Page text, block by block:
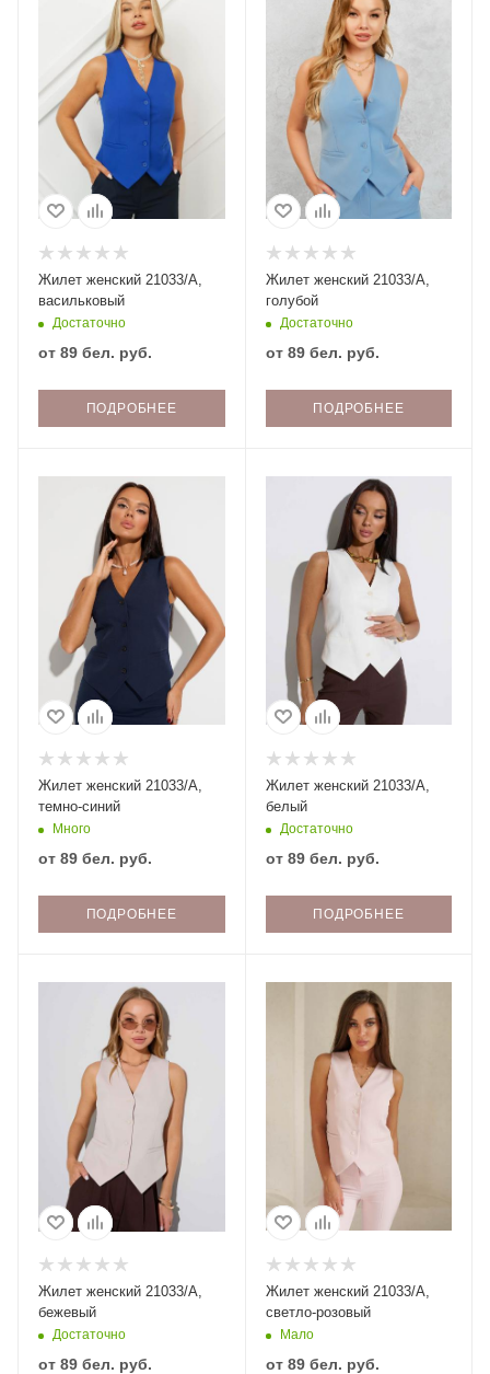
Жилет женский 21033/А,
васильковый
Достаточно
от 89 бел. руб.
ПОДРОБНЕЕ
Жилет женский 21033/А,
голубой
Достаточно
от 89 бел. руб.
ПОДРОБНЕЕ
Жилет женский 21033/А,
темно-синий
Много
от 89 бел. руб.
ПОДРОБНЕЕ
Жилет женский 21033/А,
белый
Достаточно
от 89 бел. руб.
ПОДРОБНЕЕ
Жилет женский 21033/А,
бежевый
Достаточно
от 89 бел. руб.
Жилет женский 21033/А,
светло-розовый
Мало
от 89 бел. руб.